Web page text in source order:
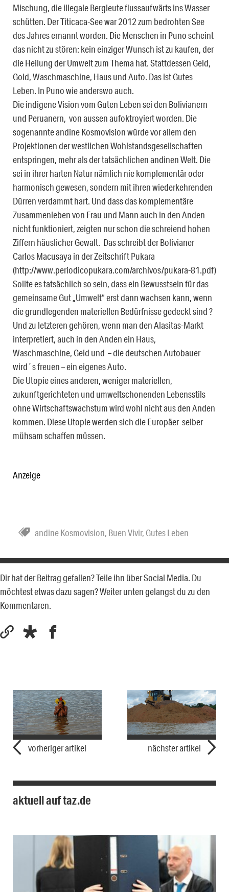
Mischung, die illegale Bergleute flussaufwärts ins Wasser
schütten. Der Titicaca-See war 2012 zum bedrohten See
des Jahres ernannt worden. Die Menschen in Puno scheint
das nicht zu stören: kein einziger Wunsch ist zu kaufen, der
die Heilung der Umwelt zum Thema hat. Stattdessen Geld,
Gold, Waschmaschine, Haus und Auto. Das ist Gutes
Leben. In Puno wie anderswo auch.
Die indigene Vision vom Guten Leben sei den Bolivianern
und Peruanern, von aussen aufoktroyiert worden. Die
sogenannte andine Kosmovision würde vor allem den
Projektionen der westlichen Wohlstandsgesellschaften
entspringen, mehr als der tatsächlichen andinen Welt. Die
sei in ihrer harten Natur nämlich nie komplementär oder
harmonisch gewesen, sondern mit ihren wiederkehrenden
Dürren verdammt hart. Und dass das komplementäre
Zusammenleben von Frau und Mann auch in den Anden
nicht funktioniert, zeigten nur schon die schreiend hohen
Ziffern häuslicher Gewalt. Das schreibt der Bolivianer
Carlos Macusaya in der Zeitschrift Pukara
(http://www.periodicopukara.com/archivos/pukara-81.pdf)
Sollte es tatsächlich so sein, dass ein Bewusstsein für das
gemeinsame Gut „Umwelt“ erst dann wachsen kann, wenn
die grundlegenden materiellen Bedürfnisse gedeckt sind ?
Und zu letzteren gehören, wenn man den Alasitas-Markt
interpretiert, auch in den Anden ein Haus,
Waschmaschine, Geld und – die deutschen Autobauer
wird´s freuen – ein eigenes Auto.
Die Utopie eines anderen, weniger materiellen,
zukunftgerichteten und umweltschonenden Lebensstils
ohne Wirtschaftswachstum wird wohl nicht aus den Anden
kommen. Diese Utopie werden sich die Europäer selber
mühsam schaffen müssen.
Anzeige
andine Kosmovision, Buen Vivir, Gutes Leben
Dir hat der Beitrag gefallen? Teile ihn über Social Media. Du
möchtest etwas dazu sagen? Weiter unten gelangst du zu den
Kommentaren.
vorheriger artikel nächster artikel
aktuell auf taz.de